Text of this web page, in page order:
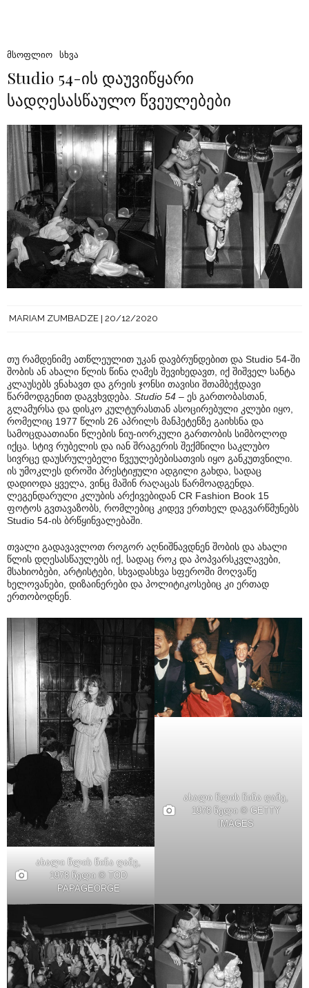
ᲛᲡᲝᲤᲚᲘᲝ ᲡᲮᲕᲐ
Studio 54-ის დაუვიწყარი
სადღესასწაულო წვეულებები
MARIAM ZUMBADZE 20/12/2020
თუ რამდენიმე ათწლეულით უკან დავბრუნდებით და Studio 54-ში
შობის ან ახალი წლის წინა ღამეს შევიხედავთ, იქ შიშველ სანტა
კლაუსებს ვნახავთ და გრეის ჯონსი თავისი შთამბეჭდავი
წარმოდგენით დაგვხვდება. Studio 54 – ეს გართობასთან,
გლამურსა და დისკო კულტურასთან ასოცირებული კლუბი იყო,
რომელიც 1977 წლის 26 აპრილს მანჰეტენზე გაიხსნა და
სამოცდაათიანი წლების ნიუ-იორკული გართობის სიმბოლოდ
იქცა. სტივ რუბელის და იან შრაგერის შექმნილი საკლუბო
სივრცე დაუსრულებელი წვეულებებისათვის იყო განკუთვნილი.
ის უმოკლეს დროში პრესტიჟული ადგილი გახდა, სადაც
დადიოდა ყველა, ვინც მაშინ რაღაცას წარმოადგენდა.
ლეგენდარული კლუბის არქივებიდან CR Fashion Book 15
ფოტოს გვთავაზობს, რომლებიც კიდევ ერთხელ დაგვარწმუნებს
Studio 54-ის ბრწყინვალებაში.
თვალი გადავავლოთ როგორ აღნიშნავდნენ შობის და ახალი
წლის დღესასწაულებს იქ, სადაც როკ და პოპვარსკვლავები,
მსახიობები, არტისტები, სხვადასხვა სფეროში მოღვაწე
ხელოვანები, დიზაინერები და პოლიტიკოსებიც კი ერთად
ერთობოდნენ.
ახალი წლის წინა ღამე,
1978 წელი © TOD
PAPAGEORGE
ახალი წლის წინა ღამე,
1978 წელი © GETTY
IMAGES